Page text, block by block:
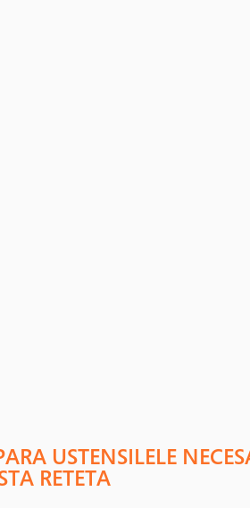
USTENSILELE
RETETA